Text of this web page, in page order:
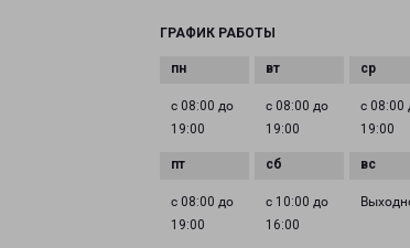
ГРАФИК РАБОТЫ
с 08:00 до
19:00
с 08:00 до
19:00
с 08:00
19:00
с 08:00 до
19:00
с 10:00 до
16:00